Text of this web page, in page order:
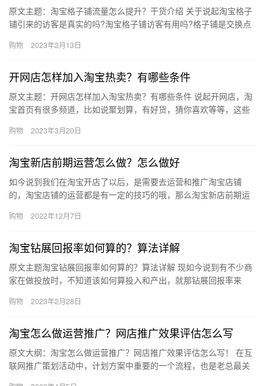
原文主题：淘宝格子铺流量怎么提升？干货介绍 关于说起淘宝格子
铺引来的访客是真实的吗?淘宝格子铺访客有用吗?格子铺是交换点
介…
购物 2023年2月13日
开网店怎样加入淘宝热卖？有哪些条件
原文主题：开网店怎样加入淘宝热卖？有哪些条件 说起开网店，淘
宝首页有很多频道，比如说聚划算，有好货，猜你喜欢等等，这些
道，…
购物 2023年3月20日
淘宝新店前期运营怎么做？怎么做好
如今说到我们在淘宝开店了以后，是需要去运营和推广淘宝店铺
的，淘宝店铺的运营都是有一定的技巧的哦，那么淘宝新店前期运
1、品类…
购物 2022年12月7日
淘宝钻展回报率如何算的？算法详解
原文主题淘宝钻展回报率如何算的？算法详解 现如今说到有不少商
家在做投放时，不知道该如何算投入和产出，就那钻展回报率来
果又没…
购物 2023年2月28日
淘宝怎么做运营推广？网店推广效果评估怎么写
原文大纲：淘宝怎么做运营推广？网店推广效果评估怎么写！ 在互
联网推广策划活动中，计划方案中重要的一个流程，也是老总最关